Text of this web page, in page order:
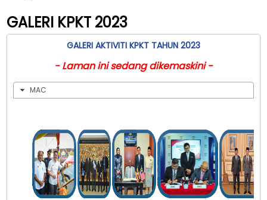
GALERI KPKT 2023
GALERI AKTIVITI KPKT TAHUN 2023
- Laman ini sedang dikemaskini -
MAC